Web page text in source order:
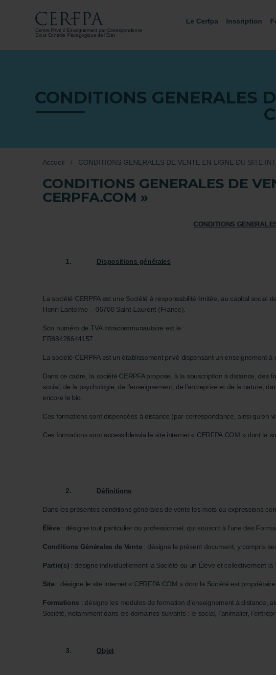
Centre Privé d'Enseignement par Correspondance
Sous Contrôle Pédagogique de l’État
Le Cerfpa Inscription
CONDITIONS GENERALES
Accueil CONDITIONS GENERALES DE VENTE EN LIGNE DU SITE
CONDITIONS GENERALES DE
CERPFA.COM »
CONDITIONS
1. Dispositions générales
La société CERPFA est une Société à responsabilité limitée, au capital social
Henri Lantelme – 06700 Saint-Laurent (France).
Son numéro de TVA intracommunautaire est le :
FR88428644157.
La société CERPFA est un établissement privé dispensant un enseignement
Dans ce cadre, la société CERPFA propose, à la souscription à distance, des
social, de la psychologie, de l’enseignement, de l’entreprise et de la nature,
encore le bio.
Ces formations sont dispensées à distance (par correspondance, ainsi qu’en
Ces formations sont accessiblesvia le site internet « CERFPA.COM » dont la
2. Définitions
Dans les présentes conditions générales de vente les mots ou expressions
Élève : désigne tout particulier ou professionnel, qui souscrit à l’une des
Conditions Générales de Vente : désigne le présent document, y compris
Partie(s) : désigne individuellement la Société ou un Élève et collectivement la
Site : désigne le site internet « CERFPA.COM » dont la Société est
Formations : désigne les modules de formation d’enseignement à distance,
Société, notamment dans les domaines suivants : le social, l’animalier,
3. Objet